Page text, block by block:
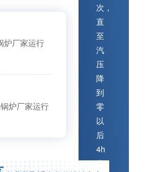
炉厂家运行
炉厂家运行
次，
直
至
汽
压
降
到
零
以
后
4h
为